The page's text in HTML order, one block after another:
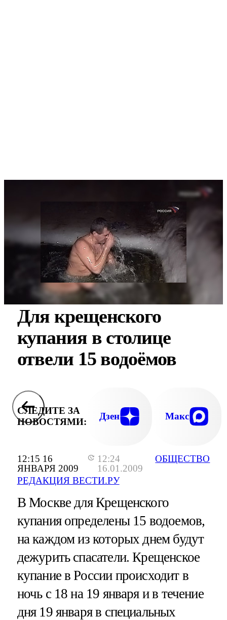
12:15 16
ЯНВАРЯ 2009
12:24
16.01.2009
РЕДАКЦИЯ ВЕСТИ.РУ
ОБЩЕСТВО
Для крещенского
купания в столице
отвели 15 водоёмов
СЛЕДИТЕ ЗА
НОВОСТЯМИ:
Дзен Макс
В Москве для Крещенского
купания определены 15 водоемов,
на каждом из которых днем будут
дежурить спасатели. Крещенское
купание в России происходит в
ночь с 18 на 19 января и в течение
дня 19 января в специальных